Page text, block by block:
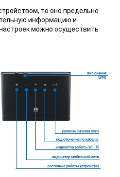
то оно предельно
информацию и
можно осуществить